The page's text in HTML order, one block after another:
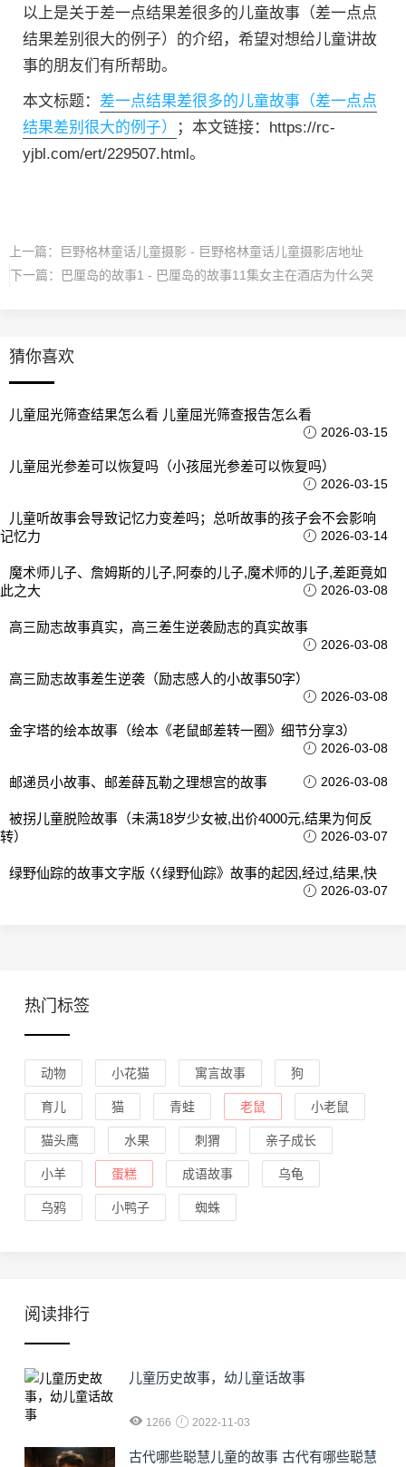
以上是关于差一点结果差很多的儿童故事（差一点点
结果差别很大的例子）的介绍，希望对想给儿童讲故
事的朋友们有所帮助。
本文标题： 差一点结果差很多的儿童故事（差一点点
结果差别很大的例子）
；本文链接：https://rc-
yjbl.com/ert/229507.html。
上一篇：
巨野格林童话儿童摄影 - 巨野格林童话儿童摄影店地址
下一篇：
巴厘岛的故事1 - 巴厘岛的故事11集女主在酒店为什么哭
猜你喜欢
儿童屈光筛查结果怎么看 儿童屈光筛查报告怎么看
2026-03-15
儿童屈光参差可以恢复吗（小孩屈光参差可以恢复吗）
2026-03-15
儿童听故事会导致记忆力变差吗；总听故事的孩子会不会影响
记忆力
2026-03-14
魔术师儿子、詹姆斯的儿子,阿泰的儿子,魔术师的儿子,差距竟如
此之大
2026-03-08
高三励志故事真实，高三差生逆袭励志的真实故事
2026-03-08
高三励志故事差生逆袭（励志感人的小故事50字）
2026-03-08
金字塔的绘本故事（绘本《老鼠邮差转一圈》细节分享3）
2026-03-08
邮递员小故事、邮差薛瓦勒之理想宫的故事 2026-03-08
被拐儿童脱险故事（未满18岁少女被,出价4000元,结果为何反
转）
2026-03-07
绿野仙踪的故事文字版 巜绿野仙踪》故事的起因,经过,结果,快
2026-03-07
热门标签
动物 小花猫 寓言故事 狗
育儿 猫 青蛙 老鼠 小老鼠
猫头鹰 水果 刺猬 亲子成长
小羊 蛋糕 成语故事 乌龟
乌鸦 小鸭子 蜘蛛
阅读排行
儿童历史故事，幼儿童话故事
1266 2022-11-03
古代哪些聪慧儿童的故事 古代有哪些聪慧